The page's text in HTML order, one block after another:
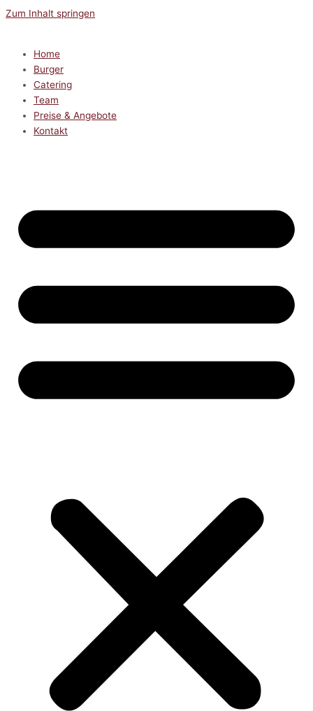
Zum Inhalt springen
Home
Burger
Catering
Team
Preise & Angebote
Kontakt